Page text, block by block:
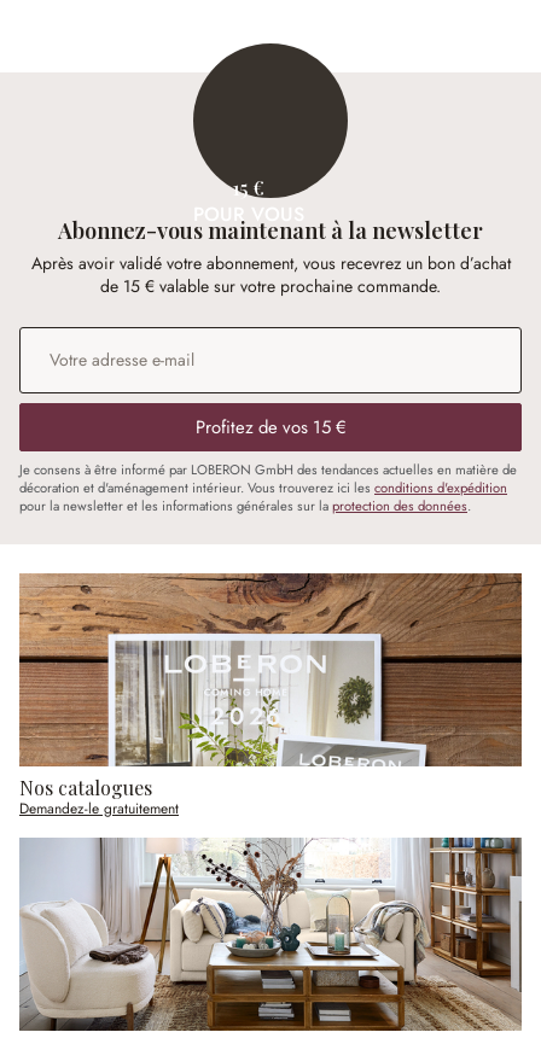
15 €
POUR VOUS
Abonnez-vous maintenant à la newsletter
Après avoir validé votre abonnement, vous recevrez un bon d’achat
de 15 € valable sur votre prochaine commande.
Adresse e-mail
Profitez de vos 15 €
Je consens à être informé par LOBERON GmbH des tendances actuelles en matière de
décoration et d'aménagement intérieur. Vous trouverez ici les conditions d'expédition
pour la newsletter et les informations générales sur laprotection des données.
Nos catalogues
Demandez-le gratuitement